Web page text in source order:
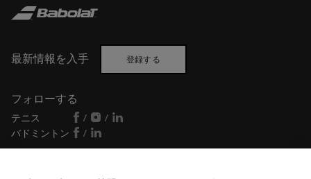
最新情報を入手 登録する
フォローする
テニス /
/
バドミントン
/